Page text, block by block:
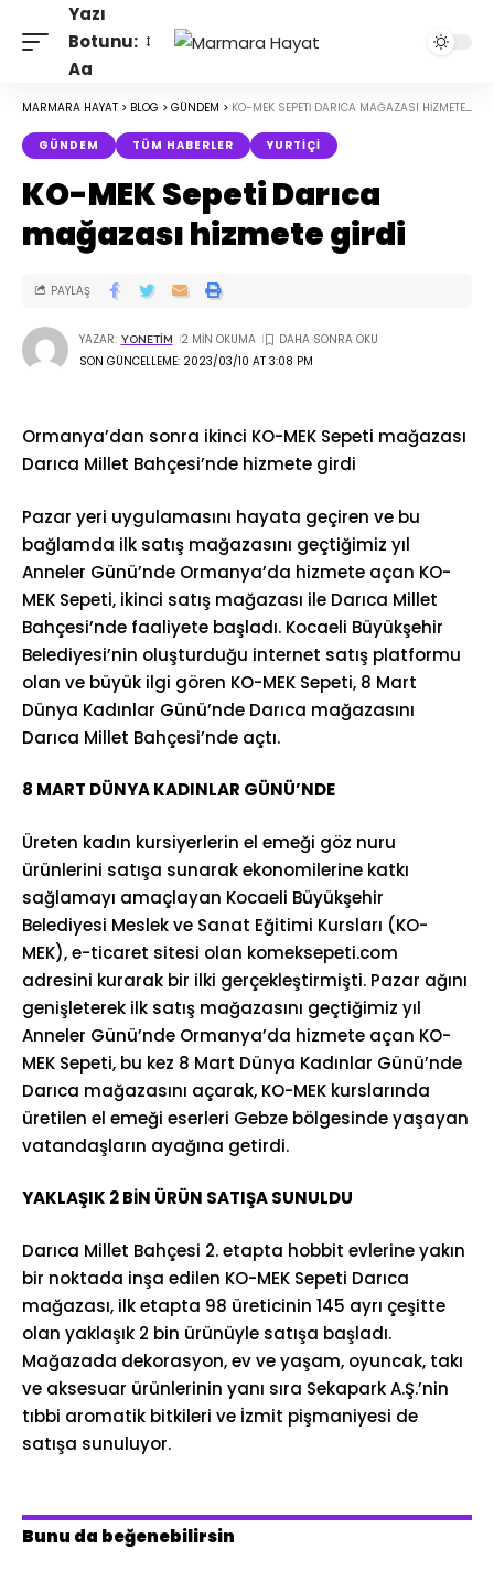
Yazı
Botunu:
Aa
MARMARA HAYAT > BLOG > GÜNDEM > KO-MEK SEPETI DARICA MAĞAZASI HIZMETE GIRDI
GÜNDEM TÜM HABERLER YURTIÇI
KO-MEK Sepeti Darıca
mağazası hizmete girdi
SON GÜNCELLEME: 2023/03/10 AT 3:08 PM
YAZAR: YONETIM 2 MIN OKUMA
PAYLAŞ
Ormanya’dan sonra ikinci KO-MEK Sepeti mağazası
Darıca Millet Bahçesi’nde hizmete girdi
Pazar yeri uygulamasını hayata geçiren ve bu
bağlamda ilk satış mağazasını geçtiğimiz yıl
Anneler Günü’nde Ormanya’da hizmete açan KO-
MEK Sepeti, ikinci satış mağazası ile Darıca Millet
Bahçesi’nde faaliyete başladı. Kocaeli Büyükşehir
Belediyesi’nin oluşturduğu internet satış platformu
olan ve büyük ilgi gören KO-MEK Sepeti, 8 Mart
Dünya Kadınlar Günü’nde Darıca mağazasını
Darıca Millet Bahçesi’nde açtı.
8 MART DÜNYA KADINLAR GÜNÜ’NDE
Üreten kadın kursiyerlerin el emeği göz nuru
ürünlerini satışa sunarak ekonomilerine katkı
sağlamayı amaçlayan Kocaeli Büyükşehir
Belediyesi Meslek ve Sanat Eğitimi Kursları (KO-
MEK), e-ticaret sitesi olan komeksepeti.com
adresini kurarak bir ilki gerçekleştirmişti. Pazar ağını
genişleterek ilk satış mağazasını geçtiğimiz yıl
Anneler Günü’nde Ormanya’da hizmete açan KO-
MEK Sepeti, bu kez 8 Mart Dünya Kadınlar Günü’nde
Darıca mağazasını açarak, KO-MEK kurslarında
üretilen el emeği eserleri Gebze bölgesinde yaşayan
vatandaşların ayağına getirdi.
YAKLAŞIK 2 BİN ÜRÜN SATIŞA SUNULDU
Darıca Millet Bahçesi 2. etapta hobbit evlerine yakın
bir noktada inşa edilen KO-MEK Sepeti Darıca
mağazası, ilk etapta 98 üreticinin 145 ayrı çeşitte
olan yaklaşık 2 bin ürünüyle satışa başladı.
Mağazada dekorasyon, ev ve yaşam, oyuncak, takı
ve aksesuar ürünlerinin yanı sıra Sekapark A.Ş.’nin
tıbbi aromatik bitkileri ve İzmit pişmaniyesi de
satışa sunuluyor.
Bunu da beğenebilirsin